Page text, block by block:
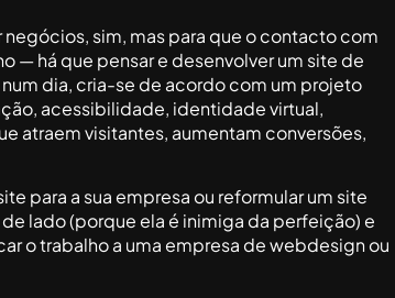
sim, mas para que o contacto com
— há que pensar e desenvolver um site de
dia, cria-se de acordo com um projeto
acessibilidade, identidade virtual,
atraem visitantes, aumentam conversões,
para a sua empresa ou reformular um site
lado (porque ela é inimiga da perfeição) e
o trabalho a uma empresa de webdesign ou